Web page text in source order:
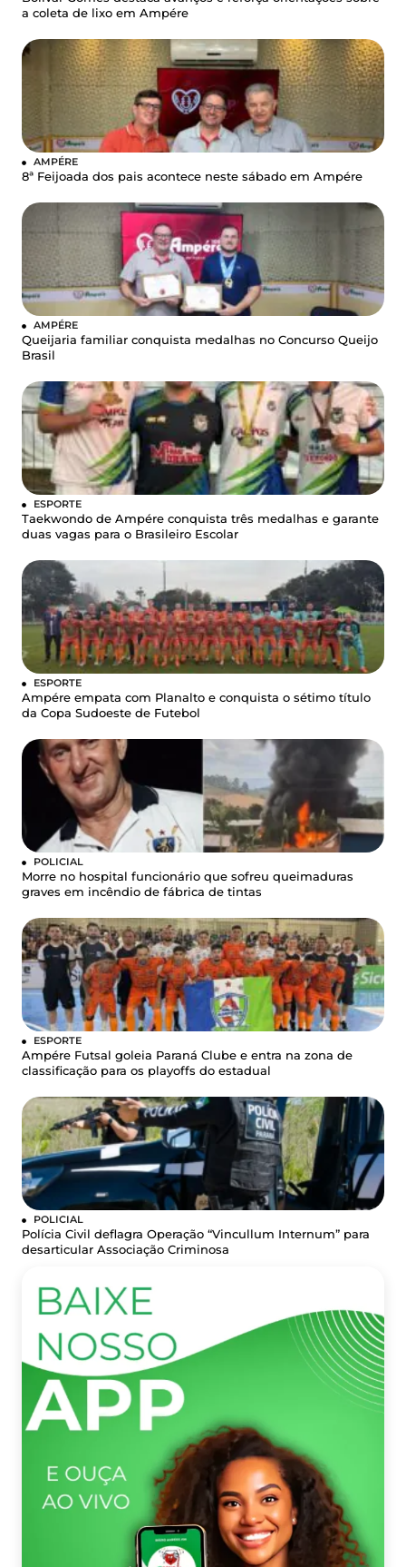
a coleta de lixo em Ampére
AMPÉRE
8ª Feijoada dos pais acontece neste sábado em Ampére
AMPÉRE
Queijaria familiar conquista medalhas no Concurso Queijo
Brasil
ESPORTE
Taekwondo de Ampére conquista três medalhas e garante
duas vagas para o Brasileiro Escolar
ESPORTE
Ampére empata com Planalto e conquista o sétimo título
da Copa Sudoeste de Futebol
POLICIAL
Morre no hospital funcionário que sofreu queimaduras
graves em incêndio de fábrica de tintas
ESPORTE
Ampére Futsal goleia Paraná Clube e entra na zona de
classificação para os playoffs do estadual
POLICIAL
Polícia Civil deflagra Operação “Vincullum Internum” para
desarticular Associação Criminosa